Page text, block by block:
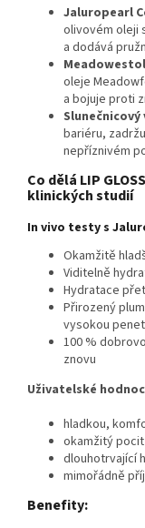
Jaluropearl
olivovém oleji
a dodává
oleje
a bojuje proti
Slunečnicový
bariéru,
nepříznivém
Co dělá LIP
klinických studií
In vivo testy s
Okamžitě
Viditelně
Hydratace
Přirozený
vysokou
100 %
znovu
Uživatelské
hladkou,
okamžitý
dlouhotrvající
mimořádně
Benefity: